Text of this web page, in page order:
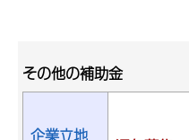
その他の補助金
企業立地